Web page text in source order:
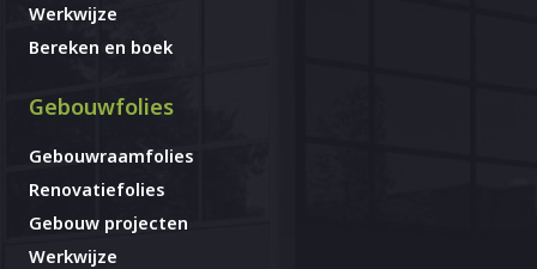
Werkwijze
Bereken en boek
Gebouwfolies
Gebouwraamfolies
Renovatiefolies
Gebouw projecten
Werkwijze